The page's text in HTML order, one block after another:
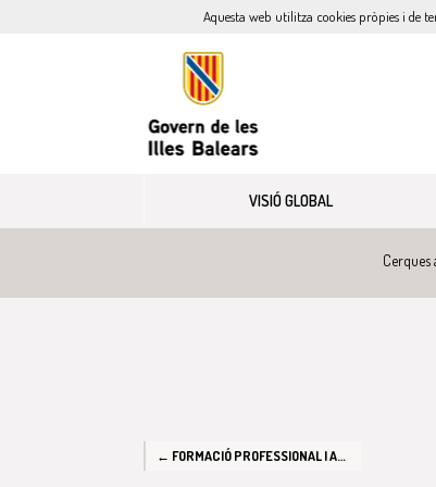
Aquesta web utilitza cookies pròpies i de
VISIÓ GLOBAL
Cerques
← FORMACIÓ PROFESSIONAL I APRENENTATGE PERMANENT